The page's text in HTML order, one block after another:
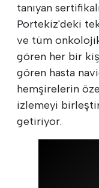
tanıyan
Portekiz'deki
ve tüm
gören her bir
gören hasta
hemşirelerin
izlemeyi
getiriyor.